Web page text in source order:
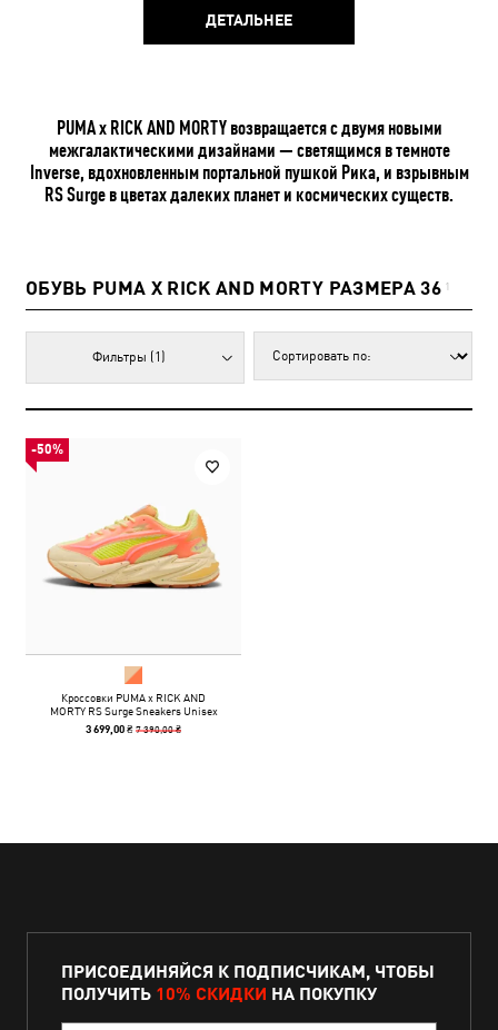
ДЕТАЛЬНЕЕ
PUMA x RICK AND MORTY возвращается с двумя новыми
межгалактическими дизайнами — светящимся в темноте
Inverse, вдохновленным портальной пушкой Рика, и взрывным
RS Surge в цветах далеких планет и космических существ.
ОБУВЬ PUMA X RICK AND MORTY РАЗМЕРА 36 1
Фильтры (1)
-50%
Кроссовки PUMA x RICK AND
MORTY RS Surge Sneakers Unisex
3 699,00 ₴7 390,00 ₴
ПРИСОЕДИНЯЙСЯ К ПОДПИСЧИКАМ, ЧТОБЫ
ПОЛУЧИТЬ 10% СКИДКИ НА ПОКУПКУ